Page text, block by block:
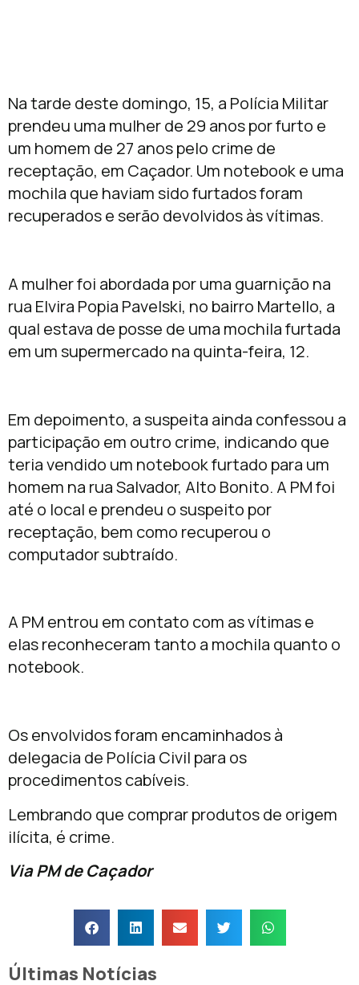
Na tarde deste domingo, 15, a Polícia Militar
prendeu uma mulher de 29 anos por furto e
um homem de 27 anos pelo crime de
receptação, em Caçador. Um notebook e uma
mochila que haviam sido furtados foram
recuperados e serão devolvidos às vítimas.
A mulher foi abordada por uma guarnição na
rua Elvira Popia Pavelski, no bairro Martello, a
qual estava de posse de uma mochila furtada
em um supermercado na quinta-feira, 12.
Em depoimento, a suspeita ainda confessou a
participação em outro crime, indicando que
teria vendido um notebook furtado para um
homem na rua Salvador, Alto Bonito. A PM foi
até o local e prendeu o suspeito por
receptação, bem como recuperou o
computador subtraído.
A PM entrou em contato com as vítimas e
elas reconheceram tanto a mochila quanto o
notebook.
Os envolvidos foram encaminhados à
delegacia de Polícia Civil para os
procedimentos cabíveis.
Lembrando que comprar produtos de origem
ilícita, é crime.
Via PM de Caçador
Últimas Notícias